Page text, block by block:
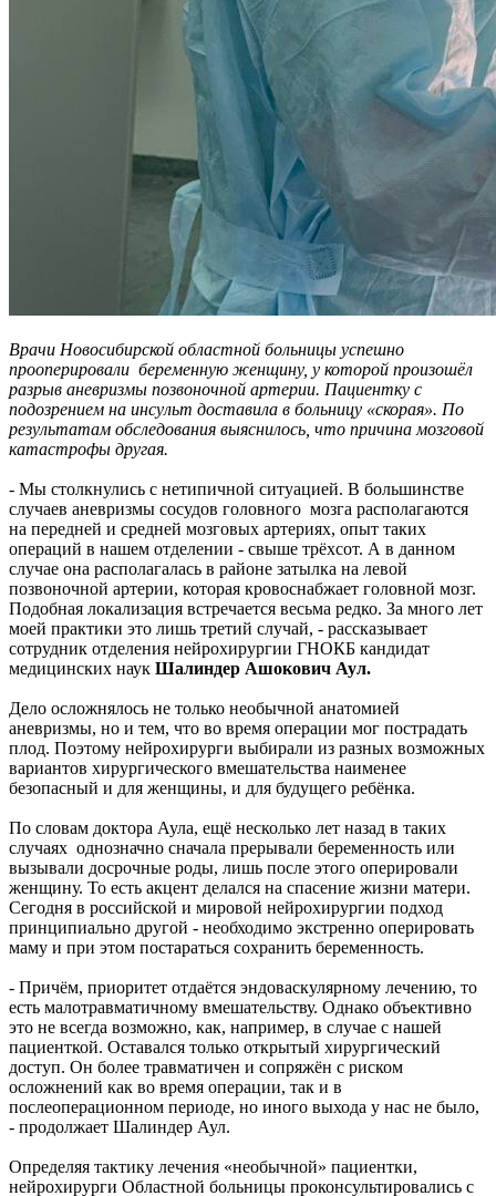
Врачи Новосибирской областной больницы успешно
прооперировали беременную женщину, у которой произошёл
разрыв аневризмы позвоночной артерии. Пациентку с
подозрением на инсульт доставила в больницу «скорая». По
результатам обследования выяснилось, что причина мозговой
катастрофы другая.
- Мы столкнулись с нетипичной ситуацией. В большинстве
случаев аневризмы сосудов головного мозга располагаются
на передней и средней мозговых артериях, опыт таких
операций в нашем отделении - свыше трёхсот. А в данном
случае она располагалась в районе затылка на левой
позвоночной артерии, которая кровоснабжает головной мозг.
Подобная локализация встречается весьма редко. За много лет
моей практики это лишь третий случай, - рассказывает
сотрудник отделения нейрохирургии ГНОКБ кандидат
медицинских наук Шалиндер Ашокович Аул.
Дело осложнялось не только необычной анатомией
аневризмы, но и тем, что во время операции мог пострадать
плод. Поэтому нейрохирурги выбирали из разных возможных
вариантов хирургического вмешательства наименее
безопасный и для женщины, и для будущего ребёнка.
По словам доктора Аула, ещё несколько лет назад в таких
случаях однозначно сначала прерывали беременность или
вызывали досрочные роды, лишь после этого оперировали
женщину. То есть акцент делался на спасение жизни матери.
Сегодня в российской и мировой нейрохирургии подход
принципиально другой - необходимо экстренно оперировать
маму и при этом постараться сохранить беременность.
- Причём, приоритет отдаётся эндоваскулярному лечению, то
есть малотравматичному вмешательству. Однако объективно
это не всегда возможно, как, например, в случае с нашей
пациенткой. Оставался только открытый хирургический
доступ. Он более травматичен и сопряжён с риском
осложнений как во время операции, так и в
послеоперационном периоде, но иного выхода у нас не было,
- продолжает Шалиндер Аул.
Определяя тактику лечения «необычной» пациентки,
нейрохирурги Областной больницы проконсультировались с